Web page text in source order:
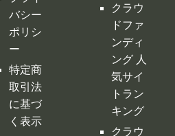
く表示
運営会
社
クラウ
ドファ
ンディ
ング代
行・コ
ンサル
クラフ